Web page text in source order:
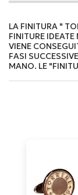
LA FINITURA "
FINITURE
VIENE
FASI
MANO. LE